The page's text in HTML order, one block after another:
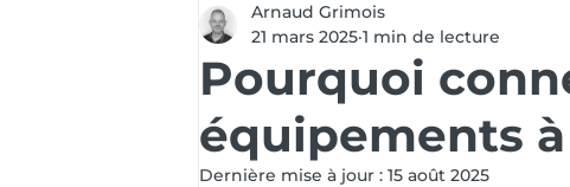
Pourquoi
équipements à
Arnaud Grimois
21 mars 2025 1 min de lecture
Dernière mise à jour : 15 août 2025